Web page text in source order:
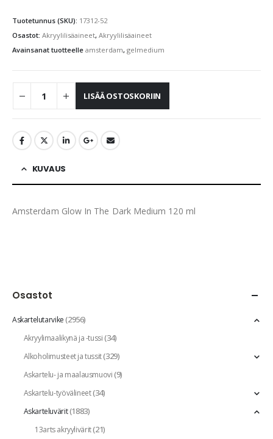
Tuotetunnus (SKU): 17312-52
Osastot: Akryylilisäaineet, Akryylilisäaineet
Avainsanat tuotteelle amsterdam, gelmedium
LISÄÄ OSTOSKORIIN
KUVAUS
Amsterdam Glow In The Dark Medium 120 ml
Osastot
Askartelutarvike(2956)
Akryylimaalikynä ja -tussi(34)
Alkoholimusteet ja tussit(329)
Askartelu- ja maalausmuovi(9)
Askartelu-työvälineet(34)
Askarteluvärit(1883)
13arts akryylivärit(21)